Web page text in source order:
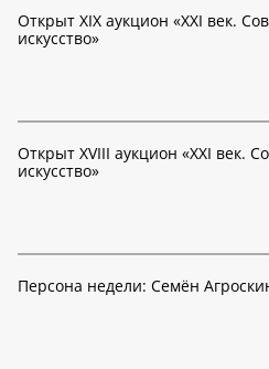
Открыт XIX аукцион «XXI век.
искусство»
Открыт XVIII аукцион «XXI век.
искусство»
Персона недели: Семён